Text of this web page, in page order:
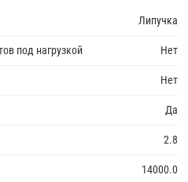
Липучка
под нагрузкой Нет
Нет
Да
2.8
14000.0